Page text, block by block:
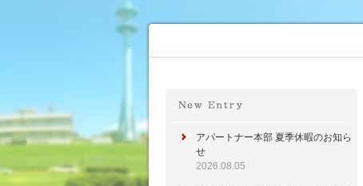
アパートナー本部 夏季休暇のお知ら
せ
2026.08.05